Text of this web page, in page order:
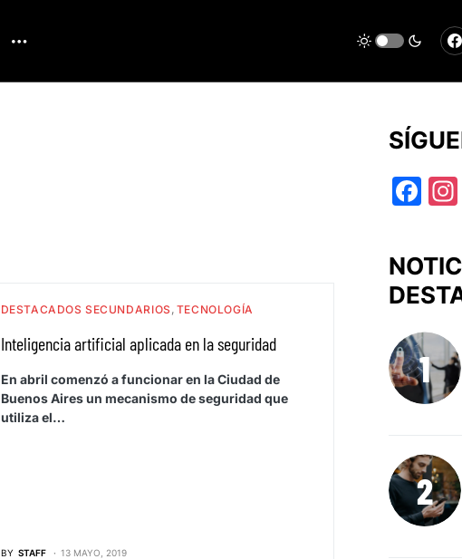
DESTACADOS SECUNDARIOS TECNOLOGÍA
Inteligencia artificial aplicada en la seguridad
En abril comenzó a funcionar en la Ciudad de
Buenos Aires un mecanismo de seguridad que
utiliza el…
BY STAFF 13 MAYO, 2019